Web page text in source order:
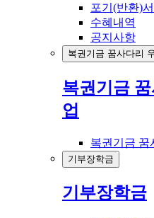
포기(반환)
수혜내역
공지사항
복권기금 꿈사다리
복권기금
업
복권기금 꿈
기부장학금
기부장학금